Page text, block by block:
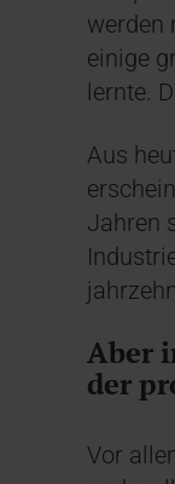
werden
einige
lernte.
Aus
Jahren
Aber
der
Vor